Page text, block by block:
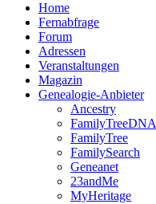
Home
Fernabfrage
Forum
Adressen
Veranstaltungen
Magazin
Genealogie-Anbieter
Ancestry
FamilyTreeDNA
FamilyTree
FamilySearch
Geneanet
23andMe
MyHeritage